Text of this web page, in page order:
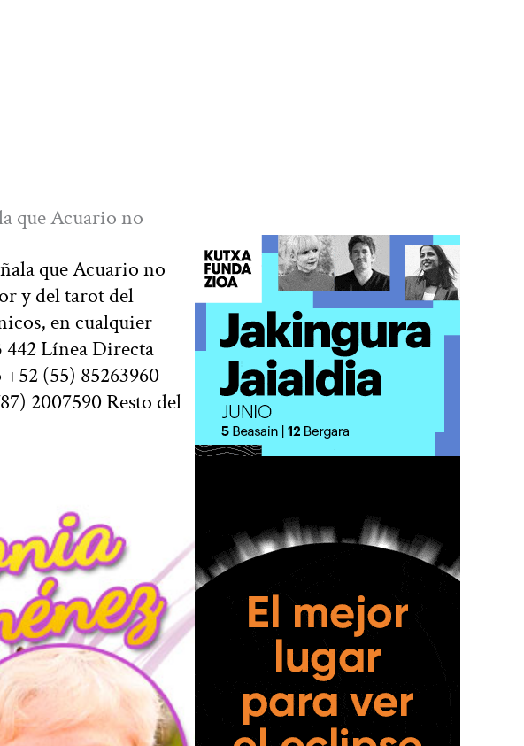
que Acuario no
que Acuario no
y del tarot del
en cualquier
442 Línea Directa
(55) 85263960
2007590 Resto del